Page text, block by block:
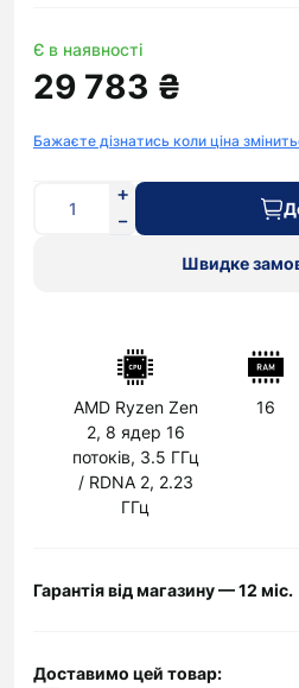
Є в наявності
29 783 ₴
Бажаєте дізнатись коли ціна
Швидке
AMD Ryzen Zen
2, 8 ядер 16
потоків, 3.5 ГГц
/ RDNA 2, 2.23
ГГц
16
Гарантія від магазину — 12 міс.
Доставимо цей товар: